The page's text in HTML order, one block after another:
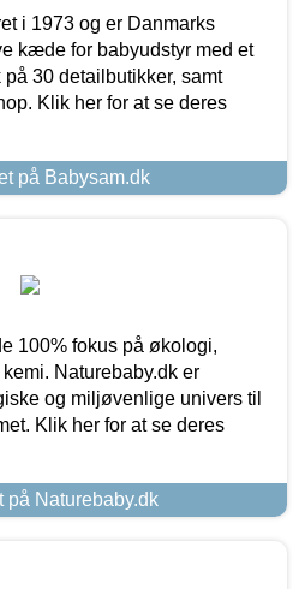
i 1973 og er Danmarks
kæde for babyudstyr med et
30 detailbutikker, samt
Klik her for at se deres
på Babysam.dk
100% fokus på økologi,
Naturebaby.dk er
og miljøvenlige univers til
Klik her for at se deres
på Naturebaby.dk